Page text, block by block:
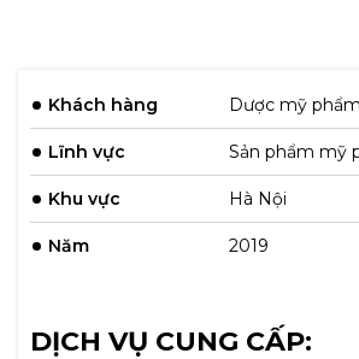
Khách hàng Dược mỹ
Lĩnh vực Sản phẩm mỹ
Khu vực Hà Nội
Năm 2019
DỊCH VỤ CUNG CẤP: